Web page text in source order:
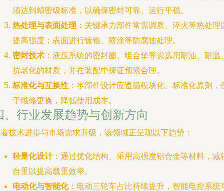
须达到精密级标准，以确保密封可靠、运行平稳。
热处理与表面处理 ：关键承力部件常需调质、淬火等热处理
提高强度；表面进行镀铬、喷涂等防腐蚀处理。
密封技术 ：液压系统的密封圈、组合垫等需选用耐油、耐温
抗老化的材质，并在装配中保证预紧合理。
标准化与互换性 ：零部件设计应遵循模块化、标准化原则，
于维修更换，降低使用成本。
、行业发展趋势与创新方向
技术进步与市场需求升级，该领域正呈现以下趋势：
轻量化设计：通过优化结构、采用高强度铝合金等材料，减
自重以提高载重效率。
电动化与智能化：电动三轮车占比持续提升，智能电控系统